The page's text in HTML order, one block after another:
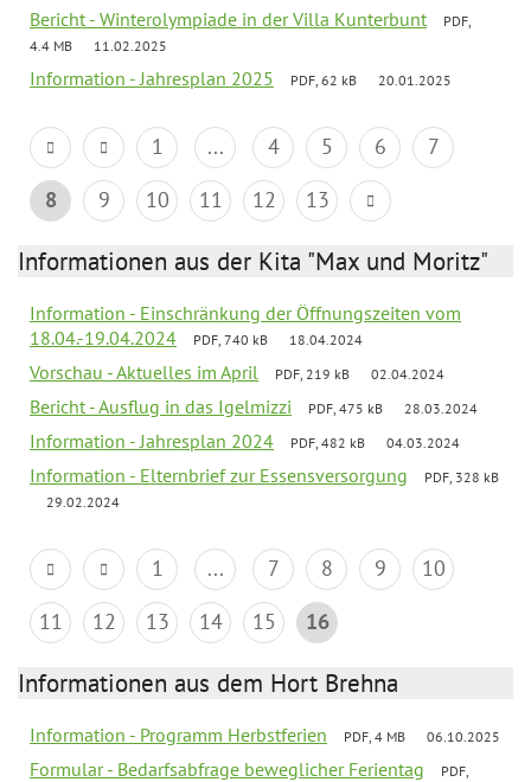
Bericht - Winterolympiade in der Villa Kunterbunt
PDF,
4.4 MB
11.02.2025
Information - Jahresplan 2025 PDF, 62 kB 20.01.2025
1 ... 4 5 6
7
8
9 10 11 12 13
Informationen aus der Kita "Max und Moritz"
Information - Einschränkung der Öffnungszeiten vom
18.04.-19.04.2024
PDF, 740 kB 18.04.2024
Vorschau - Aktuelles im April PDF, 219 kB 02.04.2024
Bericht - Ausflug in das Igelmizzi PDF, 475 kB 28.03.2024
Information - Jahresplan 2024 PDF, 482 kB 04.03.2024
Information - Elternbrief zur Essensversorgung
PDF, 328 kB
29.02.2024
1 ... 7 8 9
10
11
12 13 14 15 16
Informationen aus dem Hort Brehna
Information - Programm Herbstferien PDF, 4 MB 06.10.2025
Formular - Bedarfsabfrage beweglicher Ferientag
PDF,